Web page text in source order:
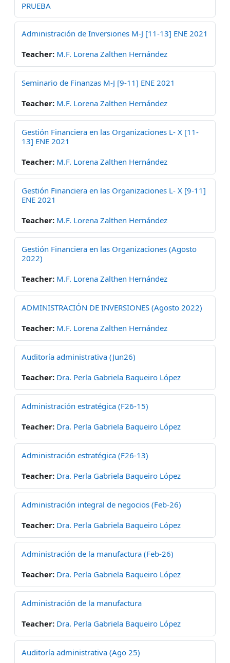
PRUEBA
Administración de Inversiones M-J [11-13] ENE 2021
Teacher: M.F. Lorena Zalthen Hernández
Seminario de Finanzas M-J [9-11] ENE 2021
Teacher: M.F. Lorena Zalthen Hernández
Gestión Financiera en las Organizaciones L- X [11-
13] ENE 2021
Teacher: M.F. Lorena Zalthen Hernández
Gestión Financiera en las Organizaciones L- X [9-11]
ENE 2021
Teacher: M.F. Lorena Zalthen Hernández
Gestión Financiera en las Organizaciones (Agosto
2022)
Teacher: M.F. Lorena Zalthen Hernández
ADMINISTRACIÓN DE INVERSIONES (Agosto 2022)
Teacher: M.F. Lorena Zalthen Hernández
Auditoría administrativa (Jun26)
Teacher: Dra. Perla Gabriela Baqueiro López
Administración estratégica (F26-15)
Teacher: Dra. Perla Gabriela Baqueiro López
Administración estratégica (F26-13)
Teacher: Dra. Perla Gabriela Baqueiro López
Administración integral de negocios (Feb-26)
Teacher: Dra. Perla Gabriela Baqueiro López
Administración de la manufactura (Feb-26)
Teacher: Dra. Perla Gabriela Baqueiro López
Administración de la manufactura
Teacher: Dra. Perla Gabriela Baqueiro López
Auditoría administrativa (Ago 25)